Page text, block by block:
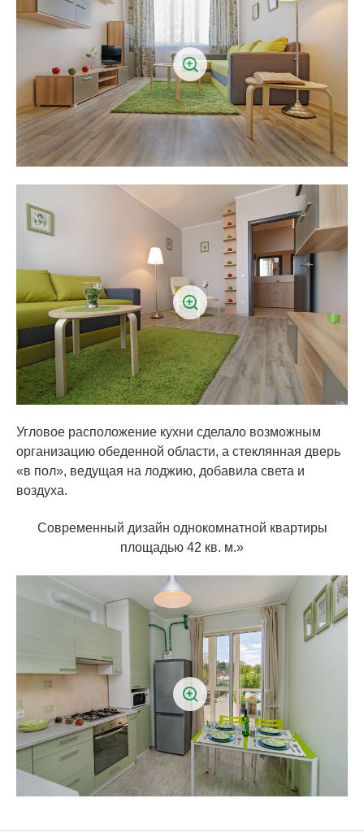
Угловое расположение кухни сделало возможным
организацию обеденной области, а стеклянная дверь
«в пол», ведущая на лоджию, добавила света и
воздуха.
Современный дизайн однокомнатной квартиры
площадью 42 кв. м.»